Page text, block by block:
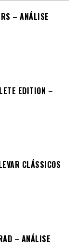
– ANÁLISE
EDITION –
CLÁSSICOS
– ANÁLISE